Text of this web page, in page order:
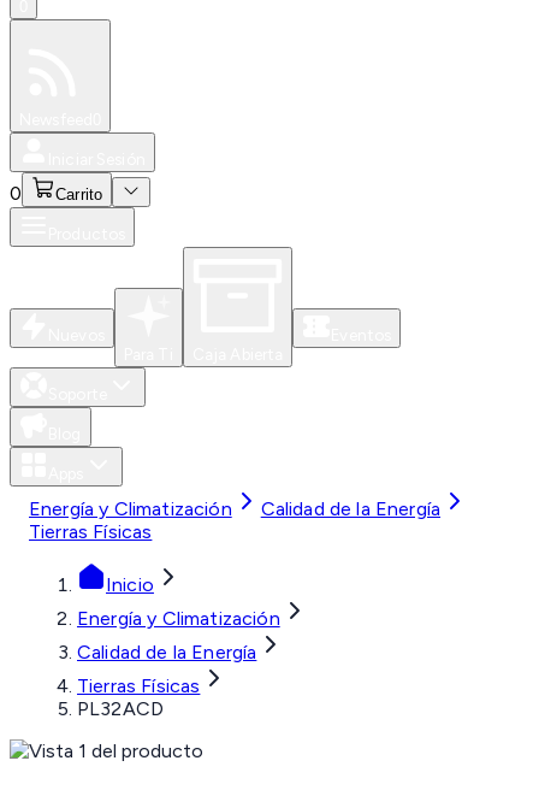
0 Carrito
Energía y Climatización
Calidad de la Energía
Tierras Físicas
Inicio
Energía y Climatización
Calidad de la Energía
Tierras Físicas
PL32ACD